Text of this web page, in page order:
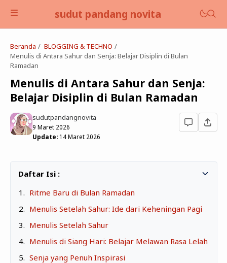
sudut pandang novita
BLOGGING & TECHNO
EDUKASI
LIFESTYLE
PARENTING
Beranda
BLOGGING & TECHNO
Menulis di Antara Sahur dan Senja: Belajar Disiplin di Bulan
Ramadan
Menulis di Antara Sahur dan Senja:
Belajar Disiplin di Bulan Ramadan
sudutpandangnovita
9 Maret 2026
Update: 14 Maret 2026
Ritme Baru di Bulan Ramadan
Menulis Setelah Sahur: Ide dari Keheningan Pagi
Menulis Setelah Sahur
Menulis di Siang Hari: Belajar Melawan Rasa Lelah
Senja yang Penuh Inspirasi